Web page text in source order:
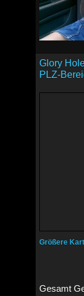
Glory
PLZ-
Größere
Gesamt